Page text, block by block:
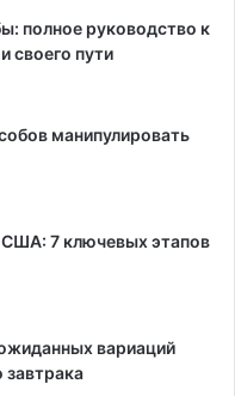
полное руководство к
своего пути
манипулировать
США: 7 ключевых этапов
вариаций
завтрака